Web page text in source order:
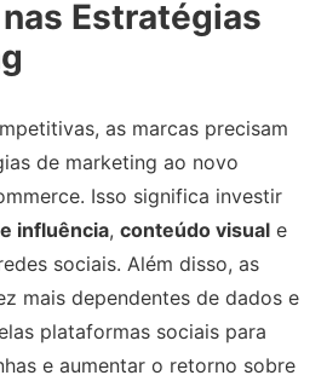
Estratégias
as marcas precisam
de marketing ao novo
Isso significa investir
influência, conteúdo visual e
sociais. Além disso, as
mais dependentes de dados e
plataformas sociais para
e aumentar o retorno sobre